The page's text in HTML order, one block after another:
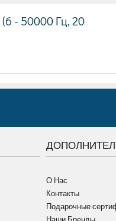
- 50000 Гц, 20
О Нас
Контакты
Подарочные